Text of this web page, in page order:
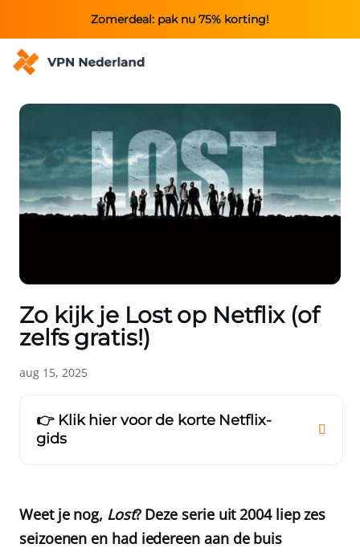
Zomerdeal: pak nu 75% korting!
Zo kijk je Lost op Netflix (of
zelfs gratis!)
aug 15, 2025
👉 Klik hier voor de korte Netflix-
gids
Weet je nog, Lost? Deze serie uit 2004 liep zes
seizoenen en had iedereen aan de buis